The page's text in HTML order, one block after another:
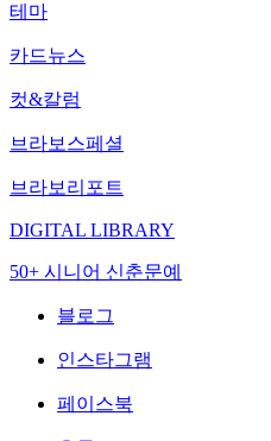
테마
카드뉴스
컷&칼럼
브라보스페셜
브라보리포트
DIGITAL LIBRARY
50+ 시니어 신춘문예
블로그
인스타그램
페이스북